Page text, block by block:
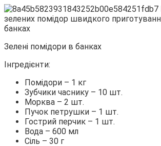
Зелені помідори в банках
Інгредієнти:
Помідори – 1 кг
Зубчики часнику – 10 шт.
Морква – 2 шт.
Пучок петрушки – 1 шт.
Гострий перчик – 1 шт.
Вода – 600 мл
Сіль – 30 г